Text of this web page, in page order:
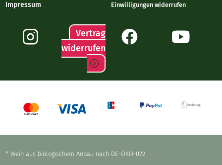
Impressum
Einwilligungen widerrufen
Vertrag
widerrufen
* Wein aus biologischem Anbau nach DE-ÖKO-022